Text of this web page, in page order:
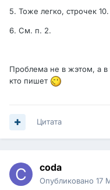
5. Тоже легко, строчек 10.
6. См. п. 2.
Проблема не в жэтом, а
кто пишет
Цитата
coda
Опубликовано 17